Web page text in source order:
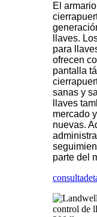
El
llaves.
para
ofrecen
pantalla
sanas y
llaves
mercado
nuevas.
parte del
consulta